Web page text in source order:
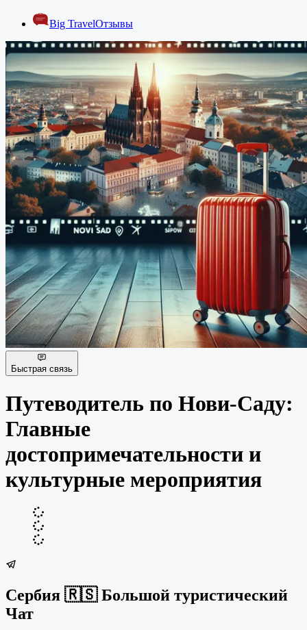
Big TravelОтзывы
Быстрая связь
Путеводитель по Нови-Саду:
Главные
достопримечательности и
культурные мероприятия
Сербия 🇷🇸 Большой туристический
Чат